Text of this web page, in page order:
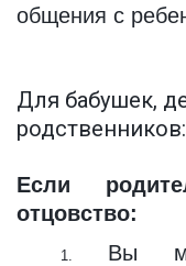
общения с
Для бабушек,
родственников:
Если
отцовство:
Вы